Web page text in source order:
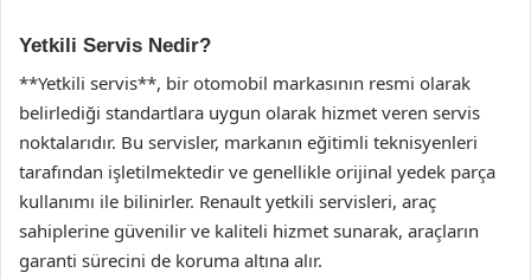
Yetkili Servis Nedir?
**Yetkili servis**, bir otomobil markasının resmi olarak
belirlediği standartlara uygun olarak hizmet veren servis
noktalarıdır. Bu servisler, markanın eğitimli teknisyenleri
tarafından işletilmektedir ve genellikle orijinal yedek parça
kullanımı ile bilinirler. Renault yetkili servisleri, araç
sahiplerine güvenilir ve kaliteli hizmet sunarak, araçların
garanti sürecini de koruma altına alır.